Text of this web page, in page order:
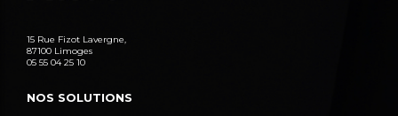
15 Rue Fizot Lavergne,
87100 Limoges
05 55 04 25 10
NOS SOLUTIONS